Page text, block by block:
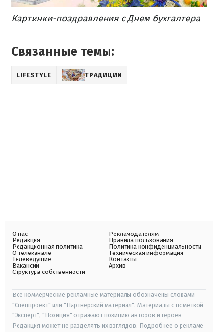
Картинки-поздравления с Днем бухгалтера
Связанные темы:
LIFESTYLE ТРАДИЦИИ
О нас
Редакция
Редакционная политика
О телеканале
Телеведущие
Вакансии
Структура собственности
Рекламодателям
Правила пользования
Политика конфиденциальности
Техническая информация
Контакты
Архив
Все коммерческие рекламные материалы обозначены словами
"Спецпроект" или "Партнерский материал". Материалы с пометкой
"Эксперт", "Позиция" отражают позицию авторов и героев.
Редакция может не разделять их взглядов. Подробнее о рекламе